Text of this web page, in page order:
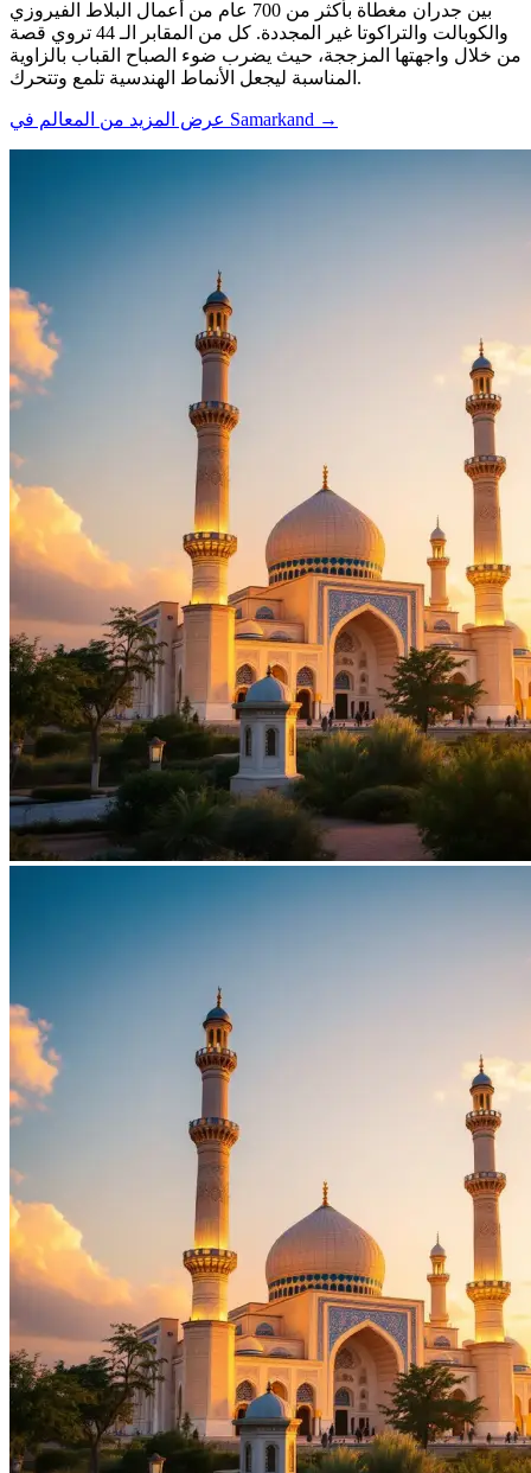
بين جدران مغطاة بأكثر من 700 عام من أعمال البلاط الفيروزي
والكوبالت والتراكوتا غير المجددة. كل من المقابر الـ 44 تروي قصة
من خلال واجهتها المزججة، حيث يضرب ضوء الصباح القباب بالزاوية
المناسبة ليجعل الأنماط الهندسية تلمع وتتحرك.
عرض المزيد من المعالم في Samarkand →